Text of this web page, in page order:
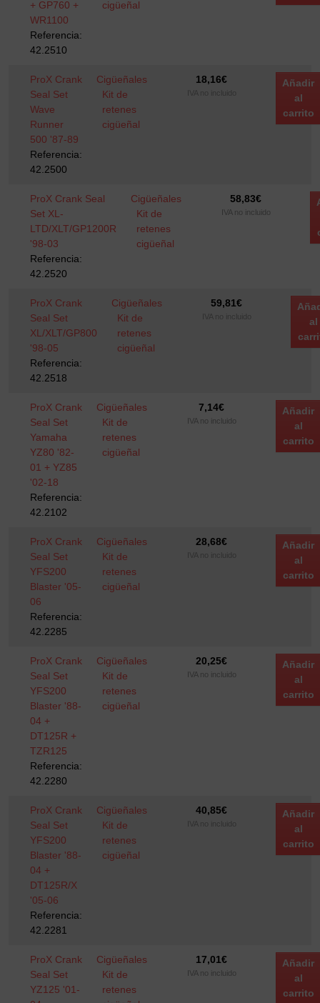
+ GP760 +
WR1100
Referencia:
42.2510
cigüeñal
ProX Crank
Seal Set
Wave
Runner
500 '87-89
Referencia:
42.2500
Cigüeñales
Kit de
retenes
cigüeñal
18,16€
IVA no incluido
Añadir
al
carrito
ProX Crank Seal
Set XL-
LTD/XLT/GP1200R
'98-03
Referencia:
42.2520
Cigüeñales
Kit de
retenes
cigüeñal
58,83€
IVA no incluido
ProX Crank
Seal Set
XL/XLT/GP800
'98-05
Referencia:
42.2518
Cigüeñales
Kit de
retenes
cigüeñal
59,81€
IVA no incluido
al
ProX Crank
Seal Set
Yamaha
YZ80 '82-
01 + YZ85
'02-18
Referencia:
42.2102
Cigüeñales
Kit de
retenes
cigüeñal
7,14€
IVA no incluido
Añadir
al
carrito
ProX Crank
Seal Set
YFS200
Blaster '05-
06
Referencia:
42.2285
Cigüeñales
Kit de
retenes
cigüeñal
28,68€
IVA no incluido
Añadir
al
carrito
ProX Crank
Seal Set
YFS200
Blaster '88-
04 +
DT125R +
TZR125
Referencia:
42.2280
Cigüeñales
Kit de
retenes
cigüeñal
20,25€
IVA no incluido
Añadir
al
carrito
ProX Crank
Seal Set
YFS200
Blaster '88-
04 +
DT125R/X
'05-06
Referencia:
42.2281
Cigüeñales
Kit de
retenes
cigüeñal
40,85€
IVA no incluido
Añadir
al
carrito
ProX Crank
Seal Set
YZ125 '01-
Cigüeñales
Kit de
retenes
17,01€
IVA no incluido
Añadir
al
carrito